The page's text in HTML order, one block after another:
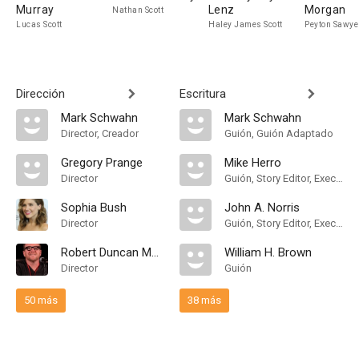
Murray
Lucas Scott
Nathan Scott
Lenz
Haley James Scott
Morgan
Peyton
Dirección
Mark Schwahn
Director, Creador
Gregory Prange
Director
Sophia Bush
Director
Robert Duncan McNeill
Director
50 más
Escritura
Mark Schwahn
Guión, Guión Adaptado
Mike Herro
Guión, Story Editor, Executive Story Editor
John A. Norris
Guión, Story Editor, Executive Story Editor
William H. Brown
Guión
38 más